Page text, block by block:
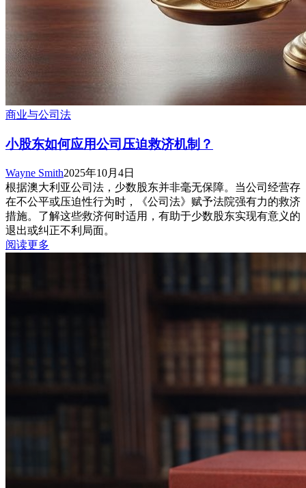
商业与公司法
小股东如何应用公司压迫救济机制？
Wayne Smith2025年10月4日
根据澳大利亚公司法，少数股东并非毫无保障。当公司经营存
在不公平或压迫性行为时，《公司法》赋予法院强有力的救济
措施。了解这些救济何时适用，有助于少数股东实现有意义的
退出或纠正不利局面。
阅读更多